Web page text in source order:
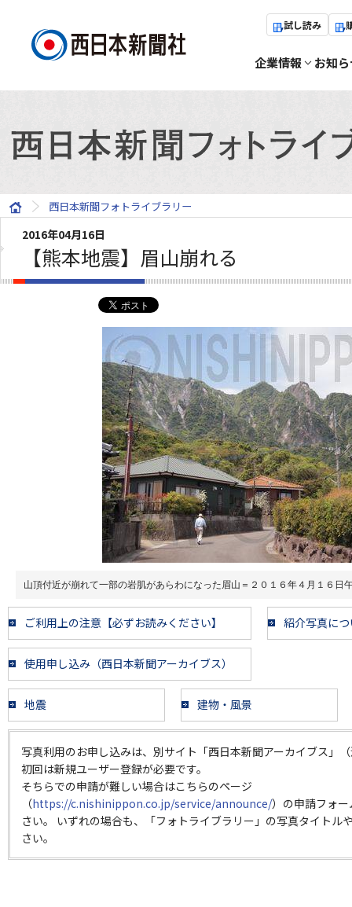
試し読み
企業情報 お知
西日本新聞フォトライブラリー
2016年04月16日
【熊本地震】眉山崩れる
山頂付近が崩れて一部の岩肌があらわになった眉山＝２０１６年４月１６日
ご利用上の注意【必ずお読みください】 紹介写真に
使用申し込み（西日本新聞アーカイブス）
地震 建物・風景
写真利用のお申し込みは、別サイト「西日本新聞アーカイブス」
初回は新規ユーザー登録が必要です。
そちらでの申請が難しい場合はこちらのページ
（https://c.nishinippon.co.jp/service/announce/）の申請フォ
さい。 いずれの場合も、「フォトライブラリー」の写真タイトル
さい。